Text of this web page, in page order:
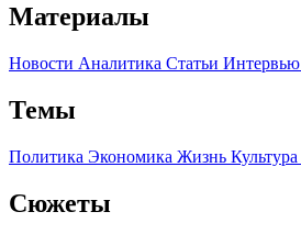
Материалы
Новости Аналитика Статьи Интервью
Темы
Политика Экономика Жизнь Культура
Сюжеты